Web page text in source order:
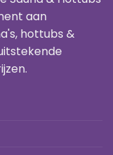
aan
hottubs &